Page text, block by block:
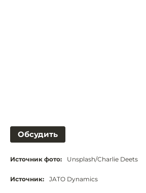
Обсудить
Источник фото: Unsplash/Charlie Deets
Источник: JATO Dynamics